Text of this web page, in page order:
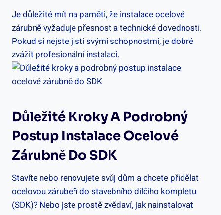
Je důležité mít na paměti, že instalace ocelové
zárubně vyžaduje přesnost a technické dovednosti.
Pokud si nejste jisti svými schopnostmi, je dobré
zvážit profesionální instalaci.
Důležité Kroky A Podrobný
Postup Instalace Ocelové
Zárubně Do SDK
Stavíte nebo renovujete svůj dům a chcete přidělat
ocelovou zárubeň do stavebního dílčího kompletu
(SDK)? Nebo jste prostě zvědaví, jak nainstalovat